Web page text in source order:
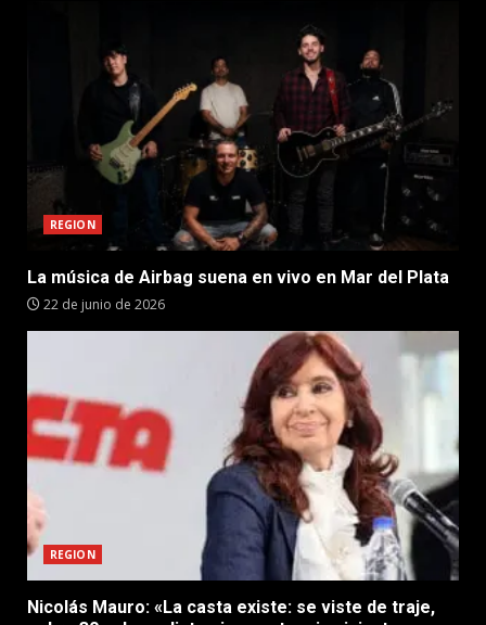
REGION
La música de Airbag suena en vivo en Mar del Plata
22 de junio de 2026
REGION
Nicolás Mauro: «La casta existe: se viste de traje,